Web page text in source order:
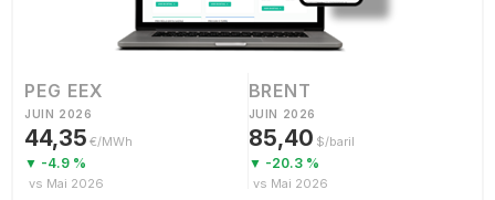
PEG EEX
JUIN 2026
44,35 €/MWh
▼ -4.9 %
vs Mai 2026
BRENT
JUIN 2026
85,40 $/baril
▼ -20.3 %
vs Mai 2026